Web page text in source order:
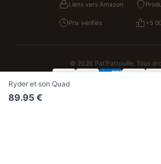
Liens vers Amazon
Prix vérifiés +5
© 2026 Pat'Patrouille. Tous
Ryder et son Quad
89.95 €